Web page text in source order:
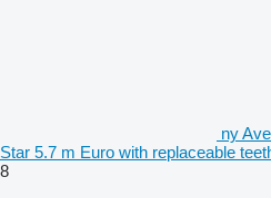
ny
Star 5.7 m Euro with replaceable
8